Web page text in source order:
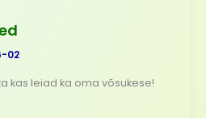
02
kas leiad ka oma võsukese!